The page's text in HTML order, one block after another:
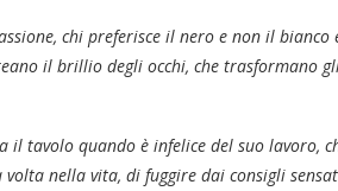
chi preferisce il nero e non il
il brillio degli occhi, che trasformano
il tavolo quando è infelice del suo lavoro,
nella vita, di fuggire dai consigli